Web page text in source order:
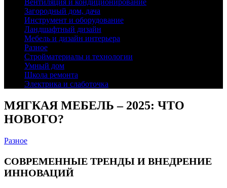
Вентиляция и кондиционирование
Загородный дом, дача
Инструмент и оборудование
Ландшафтный дизайн
Мебель и дизайн интерьера
Разное
Стройматериалы и технологии
Умный дом
Школа ремонта
Электрика и слаботочка
МЯГКАЯ МЕБЕЛЬ – 2025: ЧТО
НОВОГО?
Разное
СОВРЕМЕННЫЕ ТРЕНДЫ И ВНЕДРЕНИЕ
ИННОВАЦИЙ